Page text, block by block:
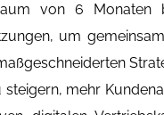
von 6 Monaten
um
steigern, mehr